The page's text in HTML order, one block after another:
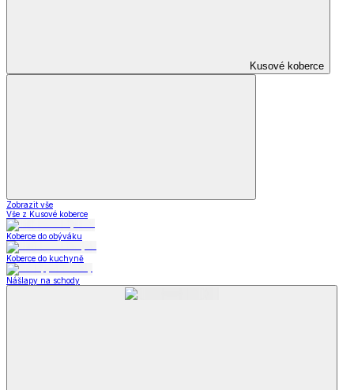
Kusové koberce
Zobrazit vše
Vše z Kusové koberce
Koberce do obýváku
Koberce do kuchyně
Nášlapy na schody